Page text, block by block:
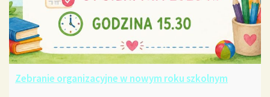
Zebranie organizacyjne w nowym roku szkolnym